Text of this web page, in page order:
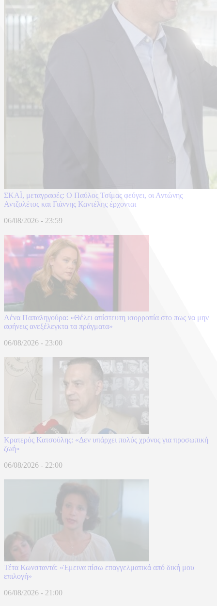
ΣΚΑΪ, μεταγραφές: Ο Παύλος Τσίμας φεύγει, οι Αντώνης
Αντζολέτος και Γιάννης Καντέλης έρχονται
06/08/2026 - 23:59
Λένα Παπαληγούρα: «Θέλει απίστευτη ισορροπία στο πως να μην
αφήνεις ανεξέλεγκτα τα πράγματα»
06/08/2026 - 23:00
Κρατερός Κατσούλης: «Δεν υπάρχει πολύς χρόνος για προσωπική
ζωή»
06/08/2026 - 22:00
Τέτα Κωνσταντά: «Έμεινα πίσω επαγγελματικά από δική μου
επιλογή»
06/08/2026 - 21:00